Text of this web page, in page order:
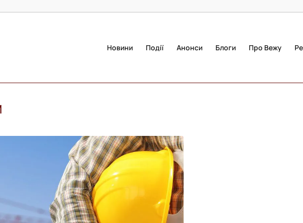
Новини Події Анонси Блоги Про Вежу